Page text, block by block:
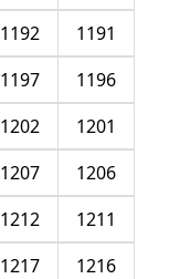
1191
1192
1196
1197
1201
1202
1206
1207
1211
1212
1216
1217